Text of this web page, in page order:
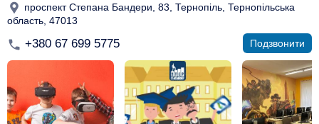
проспект Степана Бандери, 83, Тернопіль, Тернопільська
область, 47013
+380 67 699 5775 Подзвонити